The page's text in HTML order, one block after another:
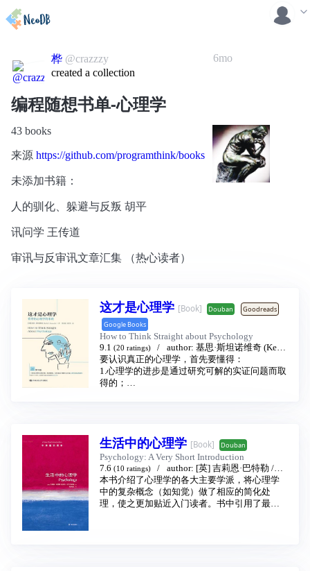
6mo
桦 @crazzzy
created a collection
编程随想书单-心理学
43 books
来源 https://github.com/programthink/books
未添加书籍：
人的驯化、躲避与反叛 胡平
讯问学 王传道
审讯与反审讯文章汇集 （热心读者）
这才是心理学 [Book] Douban
Goodreads
Google Books
How to Think Straight about Psychology
9.1 (20 ratings) author: 基思·斯坦诺维奇 (Keith
E.Stanovich)
translator:窦东徽 / 刘肖岑
ublishing house:中国人民大学出版社
2015 -
10
要认识真正的心理学，首先要懂得：
1.心理学的进步是通过研究可解的实证问题而取
得的；
4.这些理论是通过系统实证的方法来检验的，收
集来的数据是公开的；
5.心理学家的数据和理论，只有在那些经过同行
评审程序的科学刊物上发表之后，才算是进入
了科学领域。
6.实证主义之所以具有系统性，是因为它遵循控
生活中的心理学 [Book] Douban
Psychology: A Very Short Introduction
7.6 (10 ratings) author: [英] 吉莉恩·巴特勒 /
[英] 弗雷达·麦克马纳斯
translator:韩邦凯
publishing house:译林出版社 2013 - 1
本书介绍了心理学的各大主要学派，将心理学
中的复杂概念（如知觉）做了相应的简化处
理，使之更加贴近入门读者。书中引用了最新